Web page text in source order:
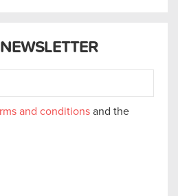
and conditionsand the